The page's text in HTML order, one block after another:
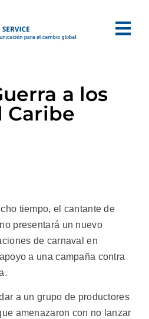
a los
Caribe
tiempo, el cantante de
presentará un nuevo
de carnaval en
a una campaña contra
a un grupo de productores
amenazaron con no lanzar